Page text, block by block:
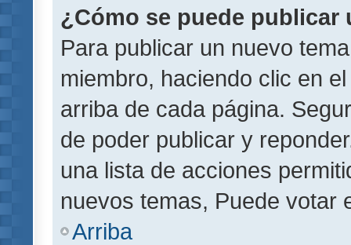
¿Cómo se puede publicar
Para publicar un nuevo
miembro, haciendo clic en
arriba de cada página.
de poder publicar y
una lista de acciones
nuevos temas, Puede votar
Arriba